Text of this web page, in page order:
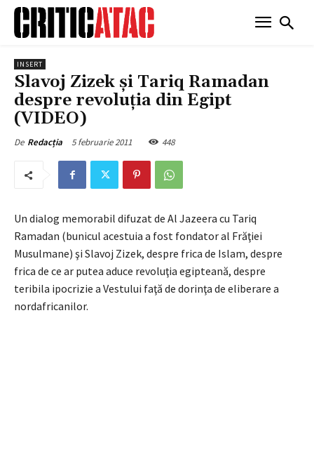
INSERT
Slavoj Zizek şi Tariq Ramadan
despre revoluţia din Egipt
(VIDEO)
De Redacția 5 februarie 2011 448
Un dialog memorabil difuzat de Al Jazeera cu Tariq
Ramadan (bunicul acestuia a fost fondator al Frăţiei
Musulmane) şi Slavoj Zizek, despre frica de Islam, despre
frica de ce ar putea aduce revoluţia egipteană, despre
teribila ipocrizie a Vestului faţă de dorinţa de eliberare a
nordafricanilor.